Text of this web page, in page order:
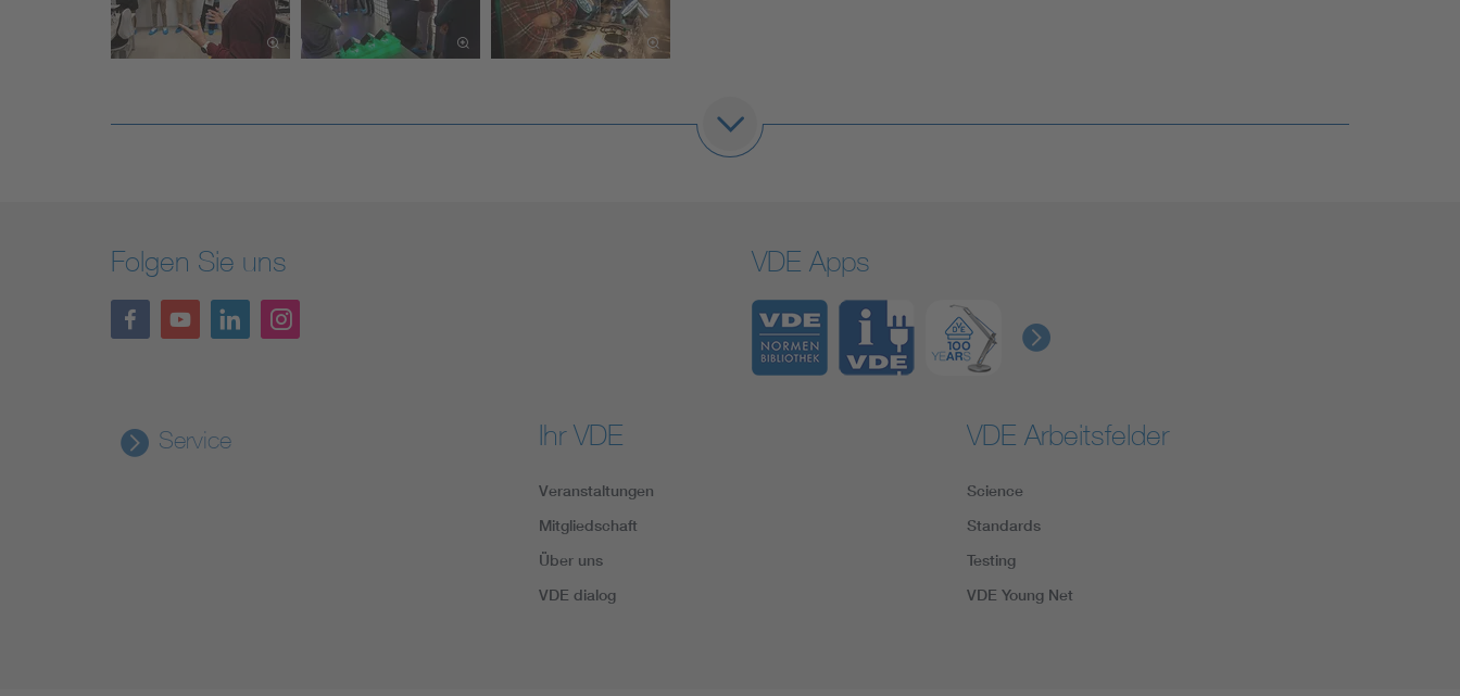
Folgen Sie uns VDE Apps
Service Ihr VDE
Veranstaltungen
Mitgliedschaft
Über uns
VDE dialog
VDE Arbeitsfelder
Science
Standards
Testing
VDE Young Net